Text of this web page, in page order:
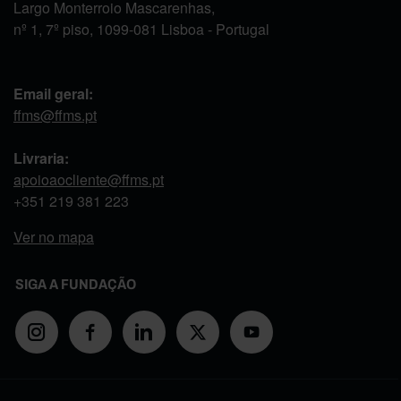
Largo Monterroio Mascarenhas,
nº 1, 7º piso, 1099-081 Lisboa - Portugal
Email geral:
ffms@ffms.pt
Livraria:
apoioaocliente@ffms.pt
+351 219 381 223
Ver no mapa
SIGA A FUNDAÇÃO